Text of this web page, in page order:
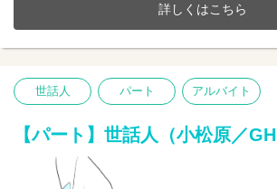
【仕事内容】生活サポート業務全般 ※無資
〇食事や入浴の準備などのサポート
〇記録の記入など
※初めての方は先輩が丁寧にサポートします
詳しくはこちら
世話人 パート アルバイト
【パート】世話人（小松原／GH